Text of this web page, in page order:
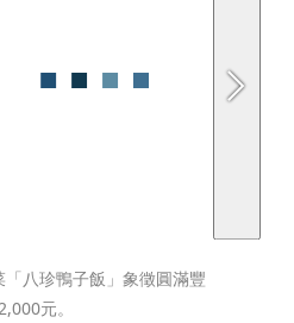
八珍鴨子飯」象徵圓滿豐
元。